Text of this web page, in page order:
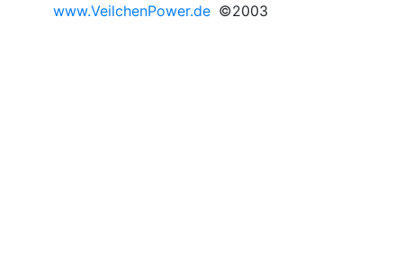
www.VeilchenPower.de ©2003